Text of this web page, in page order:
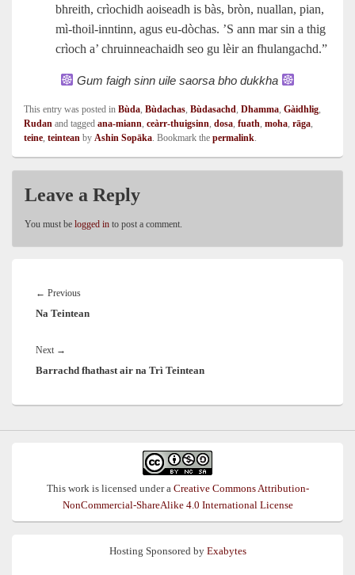
bhreith, crìochidh aoiseadh is bàs, bròn, nuallan, pian,
mì‑thoil-inntinn, agus eu‑dòchas. ’S ann mar sin a thig
crìoch a’ chruinneachaidh seo gu lèir an fhulangachd.”
Gum faigh sinn uile saorsa bho dukkha
This entry was posted in Bùda, Bùdachas, Bùdasachd, Dhamma, Gàidhlig,
Rudan and tagged ana-miann, ceàrr-thuigsinn, dosa, fuath, moha, rāga,
teine, teintean by Ashin Sopāka. Bookmark the permalink.
Leave a Reply
You must be logged in to post a comment.
navigation
← PreviousPrevious
post:
Na Teintean
Next →
post:
Barrachd fhathast air na Trì Teintean
This work is licensed under a Creative Commons Attribution-
NonCommercial-ShareAlike 4.0 International License
Hosting Sponsored by Exabytes